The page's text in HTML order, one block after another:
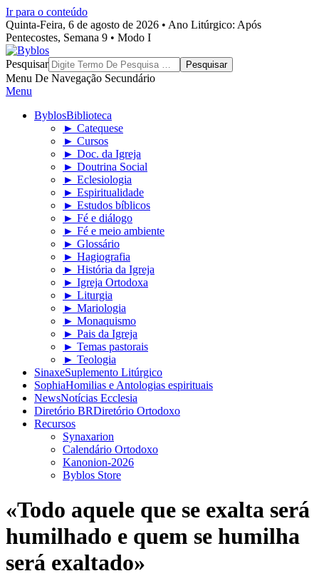
Ir para o conteúdo
Quinta-Feira, 6 de agosto de 2026 • Ano Litúrgico: Após
Pentecostes, Semana 9 • Modo I
Byblos
Pesquisar
Menu De Navegação Secundário
Menu
ByblosBiblioteca
► Catequese
► Cursos
► Doc. da Igreja
► Doutrina Social
► Eclesiologia
► Espiritualidade
► Estudos bíblicos
► Fé e diálogo
► Fé e meio ambiente
► Glossário
► Hagiografia
► História da Igreja
► Igreja Ortodoxa
► Liturgia
► Mariologia
► Monaquismo
► Pais da Igreja
► Temas pastorais
► Teologia
SinaxeSuplemento Litúrgico
SophiaHomilias e Antologias espirituais
NewsNotícias Ecclesia
Diretório BRDiretório Ortodoxo
Recursos
Synaxarion
Calendário Ortodoxo
Kanonion-2026
Byblos Store
«Todo aquele que se exalta será
humilhado e quem se humilha
será exaltado»